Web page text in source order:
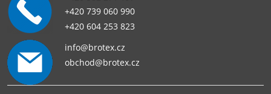
+420 739 060 990
+420 604 253 823
info@brotex.cz
obchod@brotex.cz